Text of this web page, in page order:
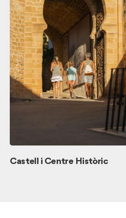
Castell i Centre Històric